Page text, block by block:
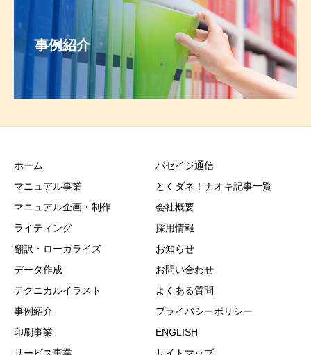
事例紹介
ホーム
マニュアル事業
マニュアル企画・制作
ライティング
翻訳・ローカライズ
データ作成
テクニカルイラスト
事例紹介
印刷事業
サービス事業
パセイジ通信
とくダネ！ナオキ記事一覧
会社概要
採用情報
お知らせ
お問い合わせ
よくある質問
プライバシーポリシー
ENGLISH
サイトマップ